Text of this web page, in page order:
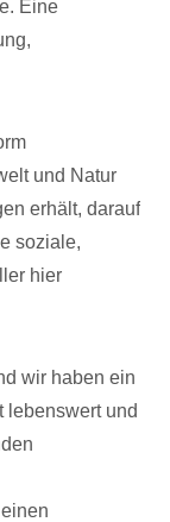
Eine
und Natur
erhält, darauf
soziale,
hier
wir haben ein
lebenswert und